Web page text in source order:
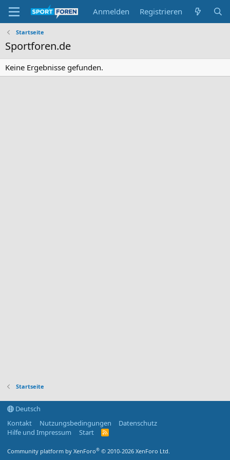
Anmelden Registrieren
Startseite
Sportforen.de
Keine Ergebnisse gefunden.
Startseite
Deutsch
Kontakt
Nutzungsbedingungen
Datenschutz
Hilfe und Impressum
Start
R
Community platform by XenForo® © 2010-2026 XenForo Ltd.